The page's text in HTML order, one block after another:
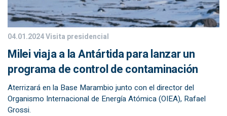
04.01.2024Visita presidencial
Milei viaja a la Antártida para lanzar un
programa de control de contaminación
Aterrizará en la Base Marambio junto con el director del
Organismo Internacional de Energía Atómica (OIEA), Rafael
Grossi.